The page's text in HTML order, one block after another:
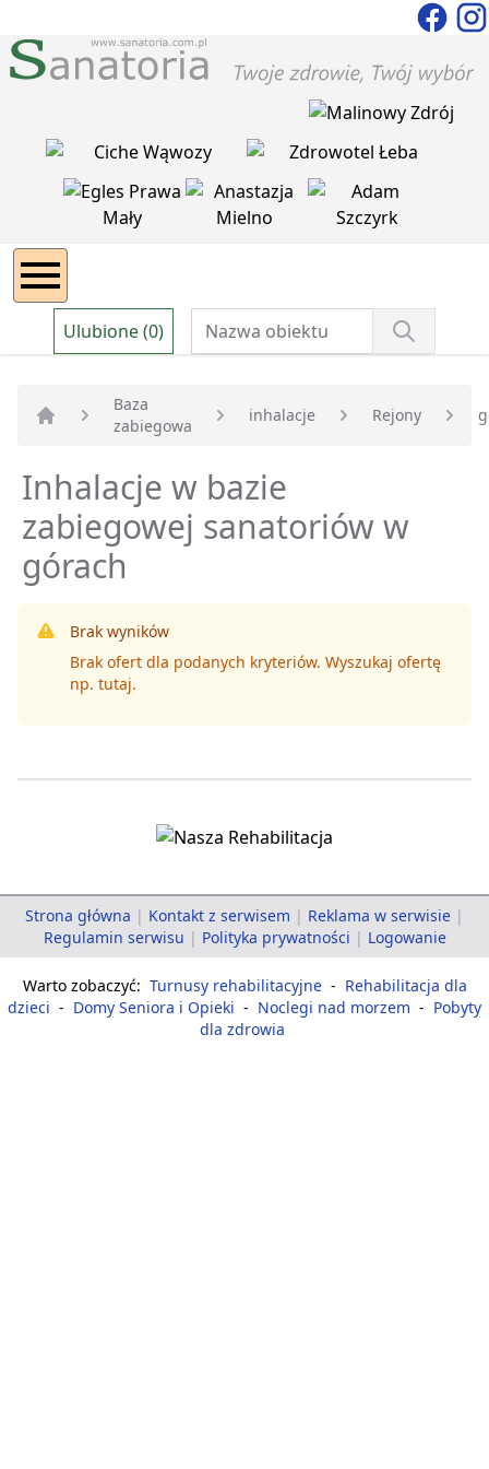
Ulubione (0)
Strona główna
Baza
zabiegowa
inhalacje Rejony
Inhalacje w bazie
zabiegowej sanatoriów w
górach
Brak wyników
Brak ofert dla podanych kryteriów. Wyszukaj ofertę
np. tutaj.
Strona główna | Kontakt z serwisem | Reklama w serwisie |
Regulamin serwisu | Polityka prywatności | Logowanie
Warto zobaczyć: Turnusy rehabilitacyjne - Rehabilitacja dla
dzieci - Domy Seniora i Opieki - Noclegi nad morzem - Pobyty
dla zdrowia